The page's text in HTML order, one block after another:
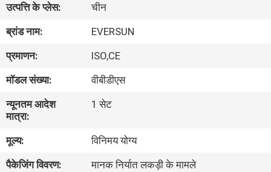
दिखाएँ
बारे
में
कारखाना
भ्रमण
उत्पत्ति के प्लेस:
चीन
ब्रांड नाम:
EVERSUN
प्रमाणन:
ISO,CE
मॉडल संख्या:
वीबीडीएस
न्यूनतम आदेश
मात्रा:
1 सेट
मूल्य:
विनिमय योग्य
पैकेजिंग विवरण:
मानक निर्यात लकड़ी के मामले